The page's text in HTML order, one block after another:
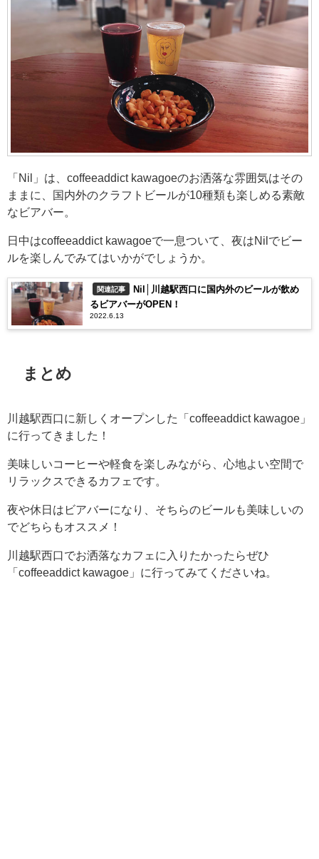
「Nil」は、coffeeaddict kawagoeのお洒落な雰囲気はその
ままに、国内外のクラフトビールが10種類も楽しめる素敵
なビアバー。
日中はcoffeeaddict kawagoeで一息ついて、夜はNilでビー
ルを楽しんでみてはいかがでしょうか。
関連記事
Nil│川越駅西口に国内外のビールが飲め
るビアバーがOPEN！
2022.6.13
まとめ
川越駅西口に新しくオープンした「coffeeaddict kawagoe」
に行ってきました！
美味しいコーヒーや軽食を楽しみながら、心地よい空間で
リラックスできるカフェです。
夜や休日はビアバーになり、そちらのビールも美味しいの
でどちらもオススメ！
川越駅西口でお洒落なカフェに入りたかったらぜひ
「coffeeaddict kawagoe」に行ってみてくださいね。